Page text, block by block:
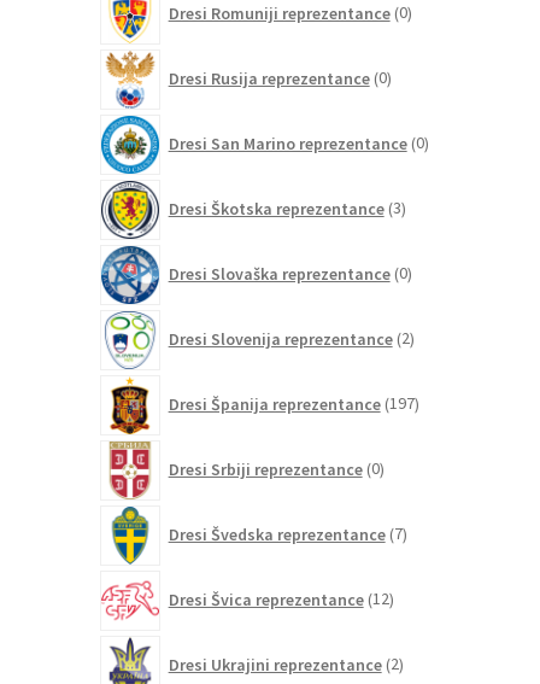
Dresi Romuniji reprezentance 0izdelkov
Dresi Rusija reprezentance 0izdelkov
Dresi San Marino reprezentance 0izdelkov
Dresi Škotska reprezentance 3izdelki
Dresi Slovaška reprezentance 0izdelkov
Dresi Slovenija reprezentance 2izdelka
Dresi Španija reprezentance 197izdelkov
Dresi Srbiji reprezentance 0izdelkov
Dresi Švedska reprezentance 7izdelkov
Dresi Švica reprezentance 12izdelkov
Dresi Ukrajini reprezentance 2izdelka